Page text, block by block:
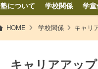
塾について 学校関係 学
HOME 学校関係 キャリ
キャリアアッ